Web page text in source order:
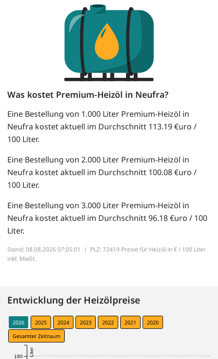
Was kostet Premium-Heizöl in Neufra?
Eine Bestellung von 1.000 Liter Premium-Heizöl in
Neufra kostet aktuell im Durchschnitt 113.19 €uro /
100 Liter.
Eine Bestellung von 2.000 Liter Premium-Heizöl in
Neufra kostet aktuell im Durchschnitt 100.08 €uro /
100 Liter.
Eine Bestellung von 3.000 Liter Premium-Heizöl in
Neufra kostet aktuell im Durchschnitt 96.18 €uro / 100
Liter.
Stand: 08.08.2026 07:05:01 | PLZ: 72419 Preise für Heizöl in € / 100 Liter
inkl. MwSt.
Entwicklung der Heizölpreise
2026 2025 2024 2023 2022 2021
2020
Gesamter Zeitraum
180